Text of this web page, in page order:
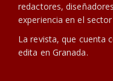
redactores,
experiencia en el
La revista, que cuenta
edita en Granada.